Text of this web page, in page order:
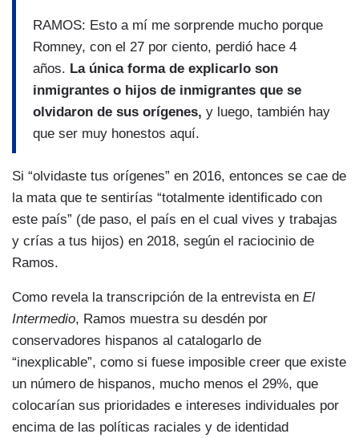
RAMOS: Esto a mí me sorprende mucho porque
Romney, con el 27 por ciento, perdió hace 4
años. La única forma de explicarlo son
inmigrantes o hijos de inmigrantes que se
olvidaron de sus orígenes, y luego, también hay
que ser muy honestos aquí.
Si “olvidaste tus orígenes” en 2016, entonces se cae de
la mata que te sentirías “totalmente identificado con
este país” (de paso, el país en el cual vives y trabajas
y crías a tus hijos) en 2018, según el raciocinio de
Ramos.
Como revela la transcripción de la entrevista en El
Intermedio, Ramos muestra su desdén por
conservadores hispanos al catalogarlo de
“inexplicable”, como si fuese imposible creer que existe
un número de hispanos, mucho menos el 29%, que
colocarían sus prioridades e intereses individuales por
encima de las políticas raciales y de identidad